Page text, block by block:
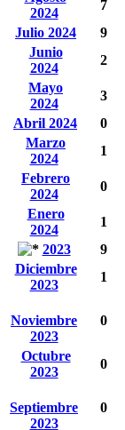
2024
7
Julio 2024
9
Junio
2024
2
Mayo
2024
3
Abril 2024
0
Marzo
2024
1
Febrero
2024
0
Enero
2024
1
2023
9
Diciembre
2023
1
Noviembre
2023
0
Octubre
2023
0
Septiembre
2023
0